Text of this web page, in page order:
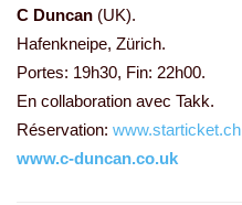
C Duncan (UK).
Hafenkneipe, Zürich.
Portes: 19h30, Fin: 22h00.
En collaboration avec Takk.
Réservation: www.starticket.ch
www.c-duncan.co.uk